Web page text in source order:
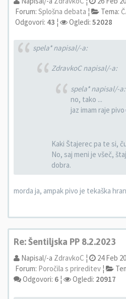
Forum: Splošna debata ¦ Tema:
Odgovori: 43 ¦ Ogledi: 52028
spela* napisal/-a:
ZdravkoC napisal/-a:
spela* napisal/-a:
no, tako ...
jaz imam raje pivo
Kaki Štajerec pa te si,
No, saj meni je všeč,
dobra.
morda ja, ampak pivo je tekaška
Re: Šentiljska PP 8.2.2023
Napisal/-a ZdravkoC ¦
24 Feb
Forum: Poročila s prireditev ¦
Odgovori: 6 ¦ Ogledi: 20917